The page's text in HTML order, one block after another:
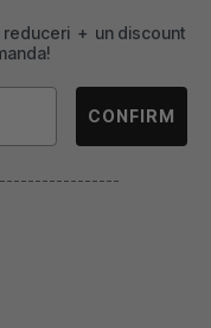
reduceri + un discount
CONFIRM